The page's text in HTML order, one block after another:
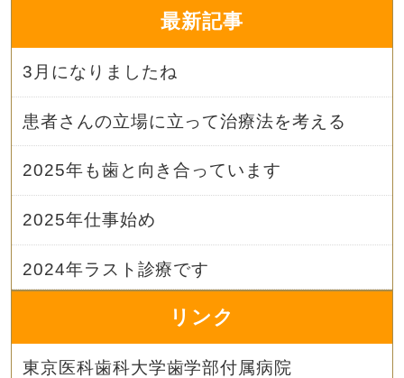
最新記事
3月になりましたね
患者さんの立場に立って治療法を考える
2025年も歯と向き合っています
2025年仕事始め
2024年ラスト診療です
リンク
東京医科歯科大学歯学部付属病院